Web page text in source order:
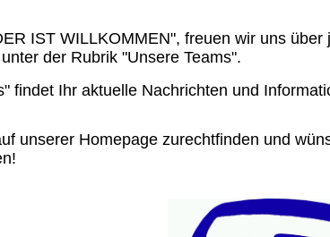
IST WILLKOMMEN", freuen wir uns über
der Rubrik "Unsere Teams".
findet Ihr aktuelle Nachrichten und
unserer Homepage zurechtfinden und